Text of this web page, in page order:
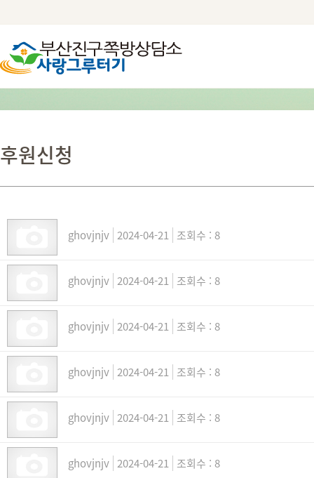
후원신청
ghovjnjv 2024-04-21 8
ghovjnjv 2024-04-21 8
ghovjnjv 2024-04-21 8
ghovjnjv 2024-04-21 8
ghovjnjv 2024-04-21 8
ghovjnjv 2024-04-21 8